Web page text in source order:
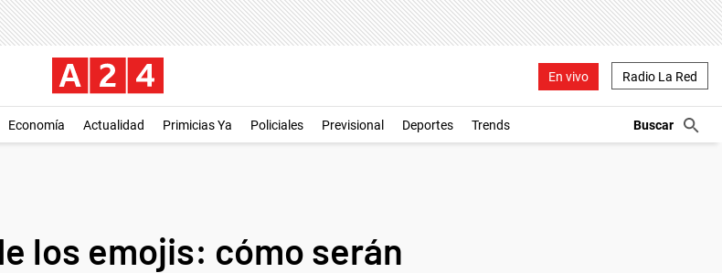
En vivo Radio La Red
Economía Actualidad Primicias Ya Policiales Previsional Deportes Trends
los emojis: cómo serán